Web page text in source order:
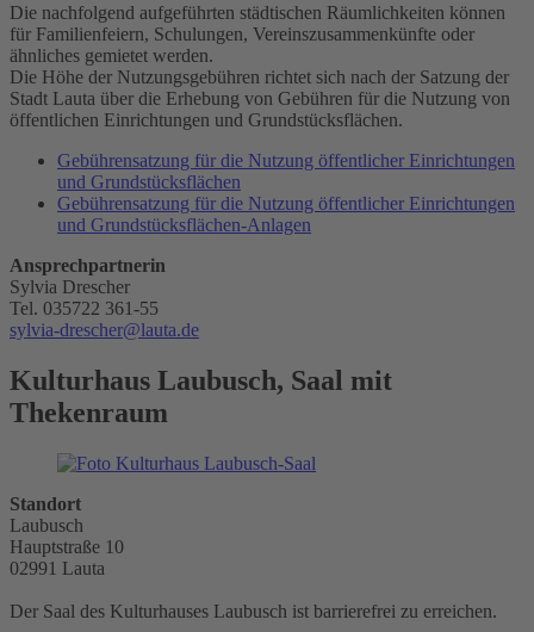
Die nachfolgend aufgeführten städtischen Räumlichkeiten können
für Familienfeiern, Schulungen, Vereinszusammenkünfte oder
ähnliches gemietet werden.
Die Höhe der Nutzungsgebühren richtet sich nach der Satzung der
Stadt Lauta über die Erhebung von Gebühren für die Nutzung von
öffentlichen Einrichtungen und Grundstücksflächen.
Gebührensatzung für die Nutzung öffentlicher Einrichtungen
und Grundstücksflächen
Gebührensatzung für die Nutzung öffentlicher Einrichtungen
und Grundstücksflächen-Anlagen
Ansprechpartnerin
Sylvia Drescher
Tel. 035722 361-55
sylvia-drescher@lauta.de
Kulturhaus Laubusch, Saal mit
Thekenraum
Standort
Laubusch
Hauptstraße 10
02991 Lauta
Der Saal des Kulturhauses Laubusch ist barrierefrei zu erreichen.